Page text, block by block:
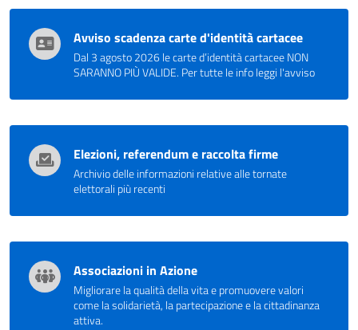
Avviso scadenza carte d'identità cartacee
Dal 3 agosto 2026 le carte d’identità cartacee NON
SARANNO PIÙ VALIDE. Per tutte le info leggi l'avviso
Elezioni, referendum e raccolta firme
Archivio delle informazioni relative alle tornate
elettorali più recenti
Associazioni in Azione
Migliorare la qualità della vita e promuovere valori
come la solidarietà, la partecipazione e la cittadinanza
attiva.